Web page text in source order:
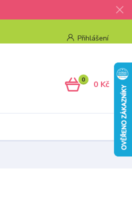
Přihlášení
0 0 Kč